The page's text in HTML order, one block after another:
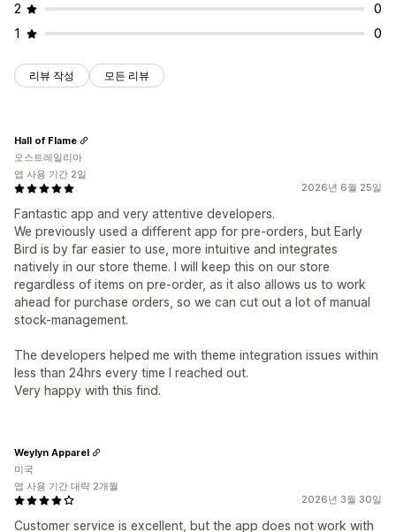
2
0
1
0
리뷰 작성 모든 리뷰
2026년 6월 25일
Fantastic app and very attentive developers.
We previously used a different app for pre-orders, but Early
Bird is by far easier to use, more intuitive and integrates
natively in our store theme. I will keep this on our store
regardless of items on pre-order, as it also allows us to work
ahead for purchase orders, so we can cut out a lot of manual
stock-management.
The developers helped me with theme integration issues within
less than 24hrs every time I reached out.
Very happy with this find.
Hall of Flame
오스트레일리아
앱 사용 기간 2일
2026년 3월 30일
Customer service is excellent, but the app does not work with
Weylyn Apparel
미국
앱 사용 기간 대략 2개월